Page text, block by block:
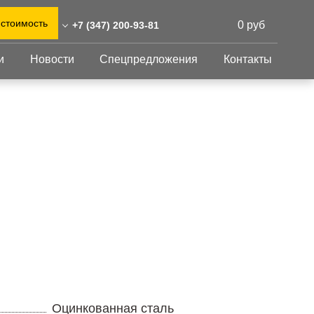
+7 (347) 200-93-81
200-93-81
0 руб
Новости Спецпредложения Контакты
Оцинкованная сталь